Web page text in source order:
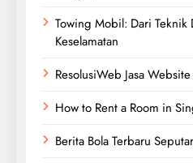
Towing Mobil: Dari Teknik
Keselamatan
ResolusiWeb Jasa
How to Rent a Room in
Berita Bola Terbaru